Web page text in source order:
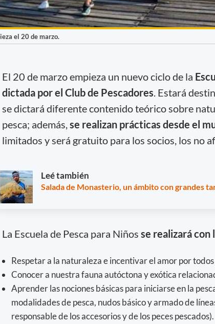
el 20 de marzo.
El 20 de marzo empieza un nuevo ciclo de la
dictada por el Club de Pescadores . Estará
se dictará diferente contenido teórico sobre
pesca; además, se realizan prácticas desde el
limitados y será gratuito para los socios, los no
Leé también
Salada de Monasterio, un ámbito con grandes
La Escuela de Pesca para Niños se realizará con
Respetar a la naturaleza e incentivar el amor por
Conocer a nuestra fauna autóctona y exótica
Aprender las nociones básicas para iniciarse en la
modalidades de pesca, nudos básico y armado de
responsable de los accesorios y de los peces pescados).